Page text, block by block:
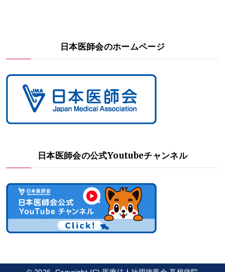
日本医師会のホームページ
日本医師会の公式Youtubeチャンネル